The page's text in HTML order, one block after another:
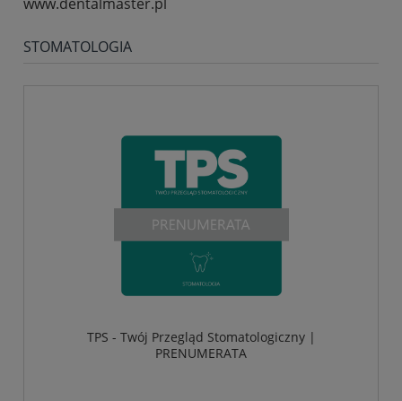
STOMATOLOGIA
TPS - Twój Przegląd Stomatologiczny |
PRENUMERATA